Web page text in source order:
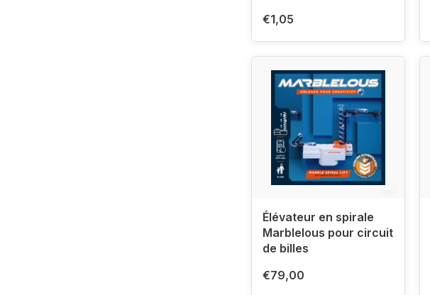
€1,05
Élévateur en spirale
Marblelous pour circuit
de billes
€79,00